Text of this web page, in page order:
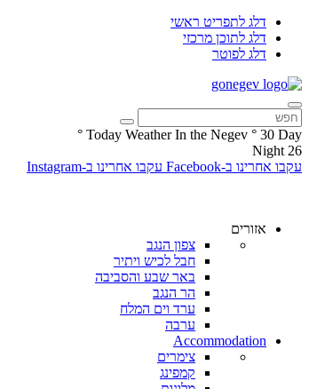
דלג לתפריט ראשי
דלג לתוכן מרכזי
דלג לפוטר
Today Weather In the Negev ° 30 Day
°
26
Night
עקבו אחרינו ב-Facebook
עקבו אחרינו ב-Instagram
אזורים
צפון הנגב
חבל לכיש ויתיר
באר שבע והסביבה
הר הנגב
ערד וים המלח
ערבה
Accommodation
צימרים
קמפינג